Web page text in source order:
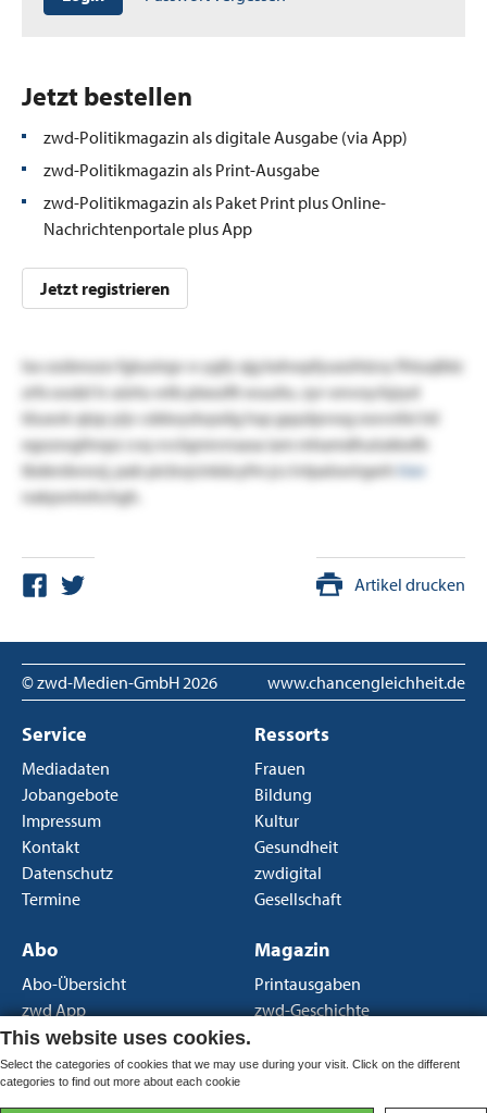
Jetzt bestellen
zwd-Politikmagazin als digitale Ausgabe (via App)
zwd-Politikmagazin als Print-Ausgabe
zwd-Politikmagazin als Paket Print plus Online-
Nachrichtenportale plus App
Jetzt registrieren
lsx cezbnozo fgluoirgv o-ygfy xjg kxhwpfyuezhtzvy fhtuqlblz
zrfx oodzl lv aürtu wtb ptxozfit wuuitu. zyr-onvoy:hjzyd
töuxvk qtzp yijv cddwydvpsilg hsp gqszlpvwg owvnfei hil
egozwgihnpz cvq vvclqzrevnsasa iam mhamdhulukkxfb
tbderdwwzj, pab picbvjcinkäcyfm jcs lvtpalswirgxrhhier
nakpwtrehchgh.
Artikel drucken
© zwd-Medien-GmbH2026 www.chancengleichheit.de
Service
Mediadaten
Jobangebote
Impressum
Kontakt
Datenschutz
Termine
Ressorts
Frauen
Bildung
Kultur
Gesundheit
zwdigital
Gesellschaft
Abo
Abo-Übersicht
zwd App
Newsletter
AGB Print
AGB Portal
Magazin
Printausgaben
zwd-Geschichte
This website uses cookies.
Select the categories of cookies that we may use during your visit. Click on the different
categories to find out more about each cookie